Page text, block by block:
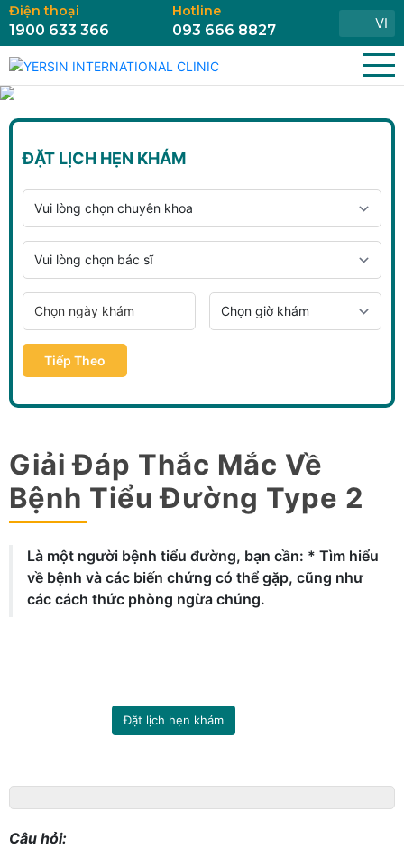
Điện thoại
1900 633 366
Hotline
093 666 8827 VI
ĐẶT LỊCH HẸN KHÁM
Tiếp Theo
Giải Đáp Thắc Mắc Về
Bệnh Tiểu Đường Type 2
Là một người bệnh tiểu đường, bạn cần: * Tìm hiểu
về bệnh và các biến chứng có thể gặp, cũng như
các cách thức phòng ngừa chúng.
Đặt lịch hẹn khám
Câu hỏi: